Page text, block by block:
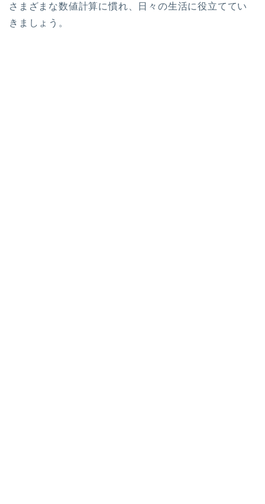
さまざまな数値計算に慣れ、日々の生活に役立ててい
きましょう。